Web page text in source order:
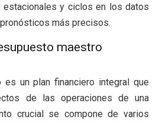
estacionales y ciclos en los datos
más precisos.
maestro
es un plan financiero integral que
de las operaciones de una
crucial se compone de varios